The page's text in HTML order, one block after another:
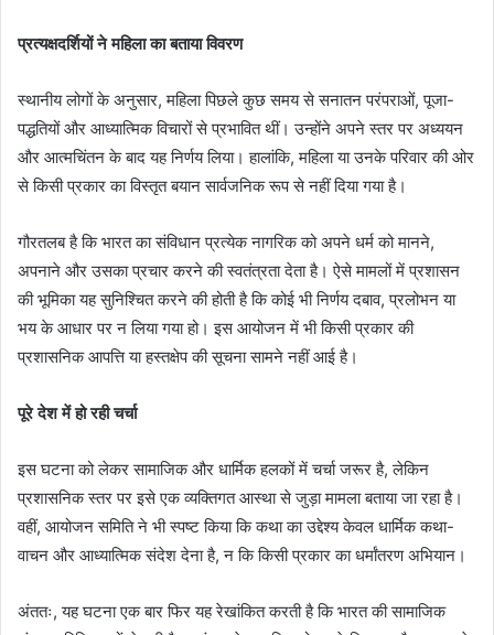
प्रत्यक्षदर्शियों ने महिला का बताया विवरण
स्थानीय लोगों के अनुसार, महिला पिछले कुछ समय से सनातन परंपराओं, पूजा-
पद्धतियों और आध्यात्मिक विचारों से प्रभावित थीं। उन्होंने अपने स्तर पर अध्ययन
और आत्मचिंतन के बाद यह निर्णय लिया। हालांकि, महिला या उनके परिवार की ओर
से किसी प्रकार का विस्तृत बयान सार्वजनिक रूप से नहीं दिया गया है।
गौरतलब है कि भारत का संविधान प्रत्येक नागरिक को अपने धर्म को मानने,
अपनाने और उसका प्रचार करने की स्वतंत्रता देता है। ऐसे मामलों में प्रशासन
की भूमिका यह सुनिश्चित करने की होती है कि कोई भी निर्णय दबाव, प्रलोभन या
भय के आधार पर न लिया गया हो। इस आयोजन में भी किसी प्रकार की
प्रशासनिक आपत्ति या हस्तक्षेप की सूचना सामने नहीं आई है।
पूरे देश में हो रही चर्चा
इस घटना को लेकर सामाजिक और धार्मिक हलकों में चर्चा जरूर है, लेकिन
प्रशासनिक स्तर पर इसे एक व्यक्तिगत आस्था से जुड़ा मामला बताया जा रहा है।
वहीं, आयोजन समिति ने भी स्पष्ट किया कि कथा का उद्देश्य केवल धार्मिक कथा-
वाचन और आध्यात्मिक संदेश देना है, न कि किसी प्रकार का धर्मांतरण अभियान।
अंततः, यह घटना एक बार फिर यह रेखांकित करती है कि भारत की सामाजिक